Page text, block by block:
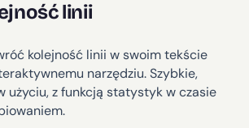
linii
kolejność linii w swoim tekście
narzędziu. Szybkie,
użyciu, z funkcją statystyk w czasie